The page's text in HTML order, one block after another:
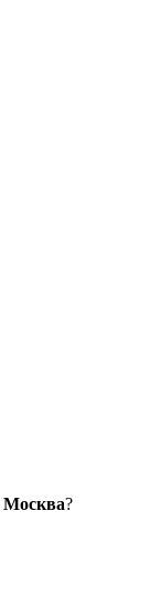
Москва?